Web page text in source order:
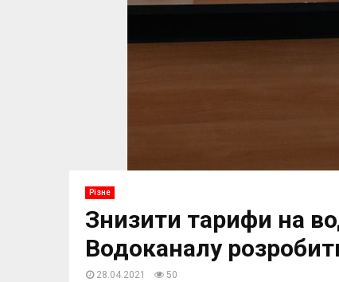
Різне
Знизити тарифи на
Водоканалу
28.04.2021 50